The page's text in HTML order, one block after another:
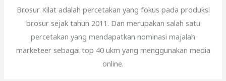
Brosur Kilat adalah percetakan yang fokus pada produksi
brosur sejak tahun 2011. Dan merupakan salah satu
percetakan yang mendapatkan nominasi majalah
marketeer sebagai top 40 ukm yang menggunakan media
online.